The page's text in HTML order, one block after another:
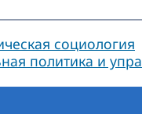
социология
политика и